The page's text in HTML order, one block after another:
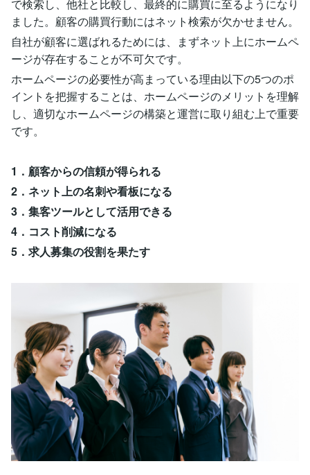
で検索し、他社と比較し、最終的に購買に至るようになり
ました。顧客の購買行動にはネット検索が欠かせません。
自社が顧客に選ばれるためには、まずネット上にホームペ
ージが存在することが不可欠です。
ホームページの必要性が高まっている理由以下の5つのポ
イントを把握することは、ホームページのメリットを理解
し、適切なホームページの構築と運営に取り組む上で重要
です。
1．顧客からの信頼が得られる
2．ネット上の名刺や看板になる
3．集客ツールとして活用できる
4．コスト削減になる
5．求人募集の役割を果たす